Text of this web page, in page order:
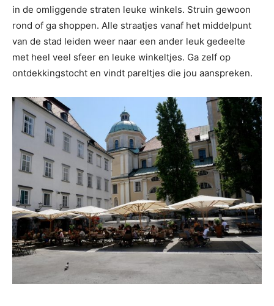
in de omliggende straten leuke winkels. Struin gewoon
rond of ga shoppen. Alle straatjes vanaf het middelpunt
van de stad leiden weer naar een ander leuk gedeelte
met heel veel sfeer en leuke winkeltjes. Ga zelf op
ontdekkingstocht en vindt pareltjes die jou aanspreken.